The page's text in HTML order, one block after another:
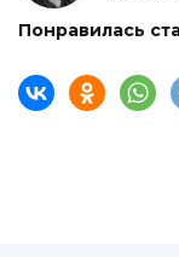
Понравилась